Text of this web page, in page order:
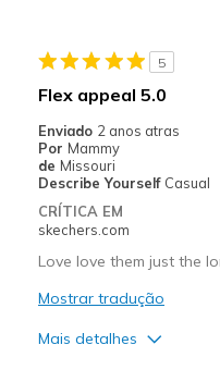
Need Break In
Melhores utilizações
Casual Wear
Width
Sizing
View On Shoes
5
Flex appeal 5.0
Enviado 2 anos atras
Por Mammy
de Missouri
Describe Yourself Casual
CRÍTICA EM
skechers.com
Love love them just the
Mostrar tradução
Mais detalhes